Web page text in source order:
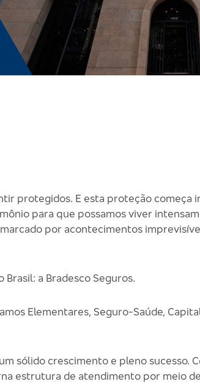
protegidos. E esta proteção começa
para que possamos viver
por acontecimentos
a Bradesco Seguros.
Elementares, Seguro-Saúde,
sólido crescimento e pleno sucesso.
estrutura de atendimento por meio